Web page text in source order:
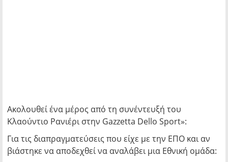
Ακολουθεί ένα μέρος από τη συνέντευξή του
Κλαούντιο Ρανιέρι στην Gazzetta Dello Sport»:
Για τις διαπραγματεύσεις που είχε με την ΕΠΟ και αν
βιάστηκε να αποδεχθεί να αναλάβει μια Εθνική ομάδα: